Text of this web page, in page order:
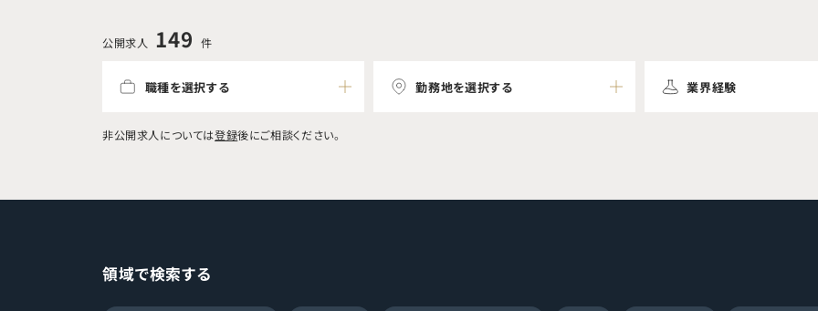
公開求人 149 件
職種を選択する 勤務地を選択する 業界経験
非公開求人については登録後にご相談ください。
領域で検索する